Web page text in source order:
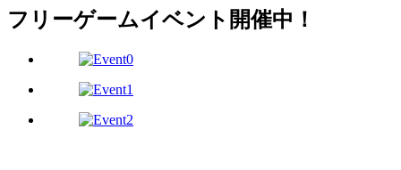
フリーゲームイベント開催中！